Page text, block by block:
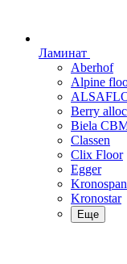
Ламинат
Aberhof
Alpine
Berry alloc
Biela
Classen
Clix Floor
Egger
Kronospan
Kronostar
Еще